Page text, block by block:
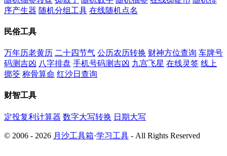
序产生器 随机分组工具 在线随机点名
民俗工具
万年历老黄历 二十四节气 公历农历转换 财神方位查询 车牌号
码测吉凶 八字排盘 手机号码测吉凶 九宫飞星 在线灵签 线上
掷筊 称骨算命 红沙日查询
财智工具
定投复利计算器 数字大写转换 日期大写
© 2006 - 2026 月沙工具箱·学习工具 - All Rights Reserved